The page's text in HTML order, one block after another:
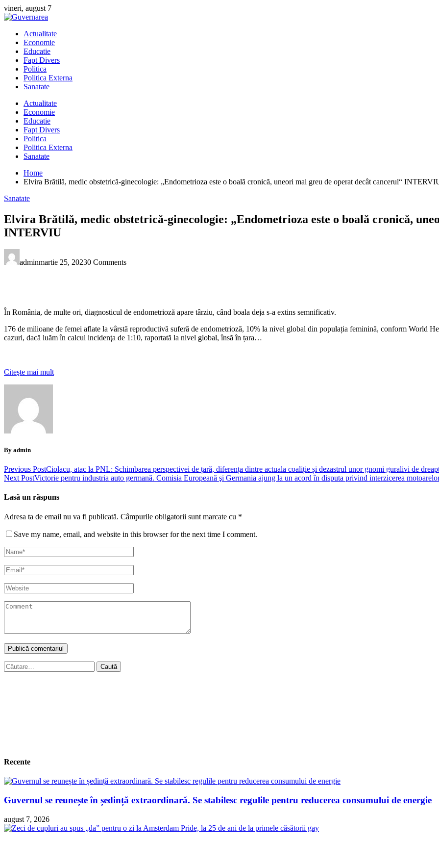
Skip
to
vineri, august 7
Actualitate
Economie
Educatie
Fapt Divers
Politica
Politica Externa
Sanatate
Actualitate
Economie
Educatie
Fapt Divers
Politica
Politica Externa
Sanatate
Home
Elvira Brătilă, medic obstetrică-ginecologie: „Endometrioza este o boală cronică, uneori mai greu de operat decât cancerul“
Sanatate
Elvira Brătilă, medic obstetrică-ginecologie: „Endometrioza este o boală cronică,
INTERVIU
adminmartie 25, 20230 Comments
În România, de multe ori, diagnosticul de endometrioză apare târziu, când boala deja s-a extins semnificativ.
176 de milioane de femei aflate la vârstă reproductivă suferă de endometrioză, 10% la nivel global din populația feminină, conform World
cazuri, dacă luăm în calcul incidenţa de 1:10, raportată la nivel global, însă în țara…
Citeşte mai mult
By admin
Previous PostCiolacu, atac la PNL: Schimbarea perspectivei de țară, diferența dintre actuala coaliție și dezastrul unor gnomi guralivi de
Next PostVictorie pentru industria auto germană. Comisia Europeană şi Germania ajung la un acord în disputa privind interzicerea
Lasă un răspuns
Adresa ta de email nu va fi publicată. Câmpurile obligatorii sunt marcate cu *
Save my name, email, and website in this browser for the next time I comment.
Caută
după:
Recente
Guvernul se reunește în ședință extraordinară. Se stabilesc regulile pentru reducerea consumului de energie
august 7, 2026